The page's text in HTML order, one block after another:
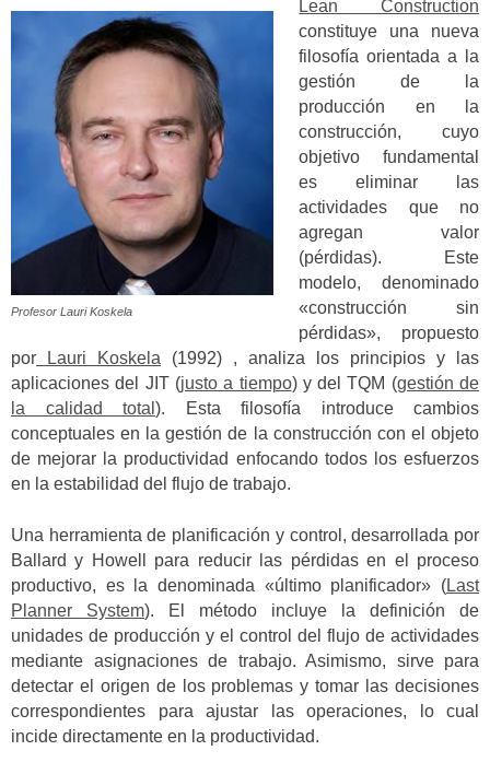
Profesor Lauri Koskela
Lean Construction
constituye una nueva
filosofía orientada a la
gestión de la
producción en la
construcción, cuyo
objetivo fundamental
es eliminar las
actividades que no
agregan valor
(pérdidas).
Este
modelo, denominado
«construcción sin
pérdidas», propuesto
por Lauri Koskela (1992) , analiza los principios y las
aplicaciones del JIT (justo a tiempo) y del TQM (gestión de
la calidad total ). Esta filosofía introduce cambios
conceptuales en la gestión de la construcción con el objeto
de mejorar la productividad enfocando todos los esfuerzos
en la estabilidad del flujo de trabajo.
Una herramienta de planificación y control, desarrollada por
Ballard y Howell para reducir las pérdidas en el proceso
productivo, es la denominada «último planificador» (Last
Planner System). El método incluye la definición de
unidades de producción y el control del flujo de actividades
mediante asignaciones de trabajo. Asimismo, sirve para
detectar el origen de los problemas y tomar las decisiones
correspondientes para ajustar las operaciones, lo cual
incide directamente en la productividad.